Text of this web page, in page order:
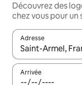
Découvrez des
chez vous pour un
Adresse
Lorsque les
Arrivée